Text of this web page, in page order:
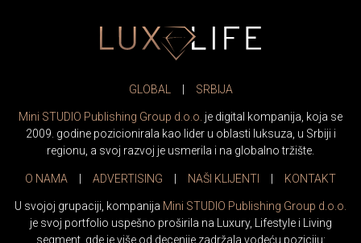
GLOBAL SRBIJA
Mini STUDIO Publishing Group d.o.o. je digital kompanija, koja se
2009. godine pozicionirala kao lider u oblasti luksuza, u Srbiji i
regionu, a svoj razvoj je usmerila i na globalno tržište.
O NAMA ADVERTISING NAŠI KLIJENTI KONTAKT
U svojoj grupaciji, kompanija Mini STUDIO Publishing Group d.o.o.
je svoj portfolio uspešno proširila na Luxury, Lifestyle i Living
segment, gde je više od decenije zadržala vodeću poziciju: